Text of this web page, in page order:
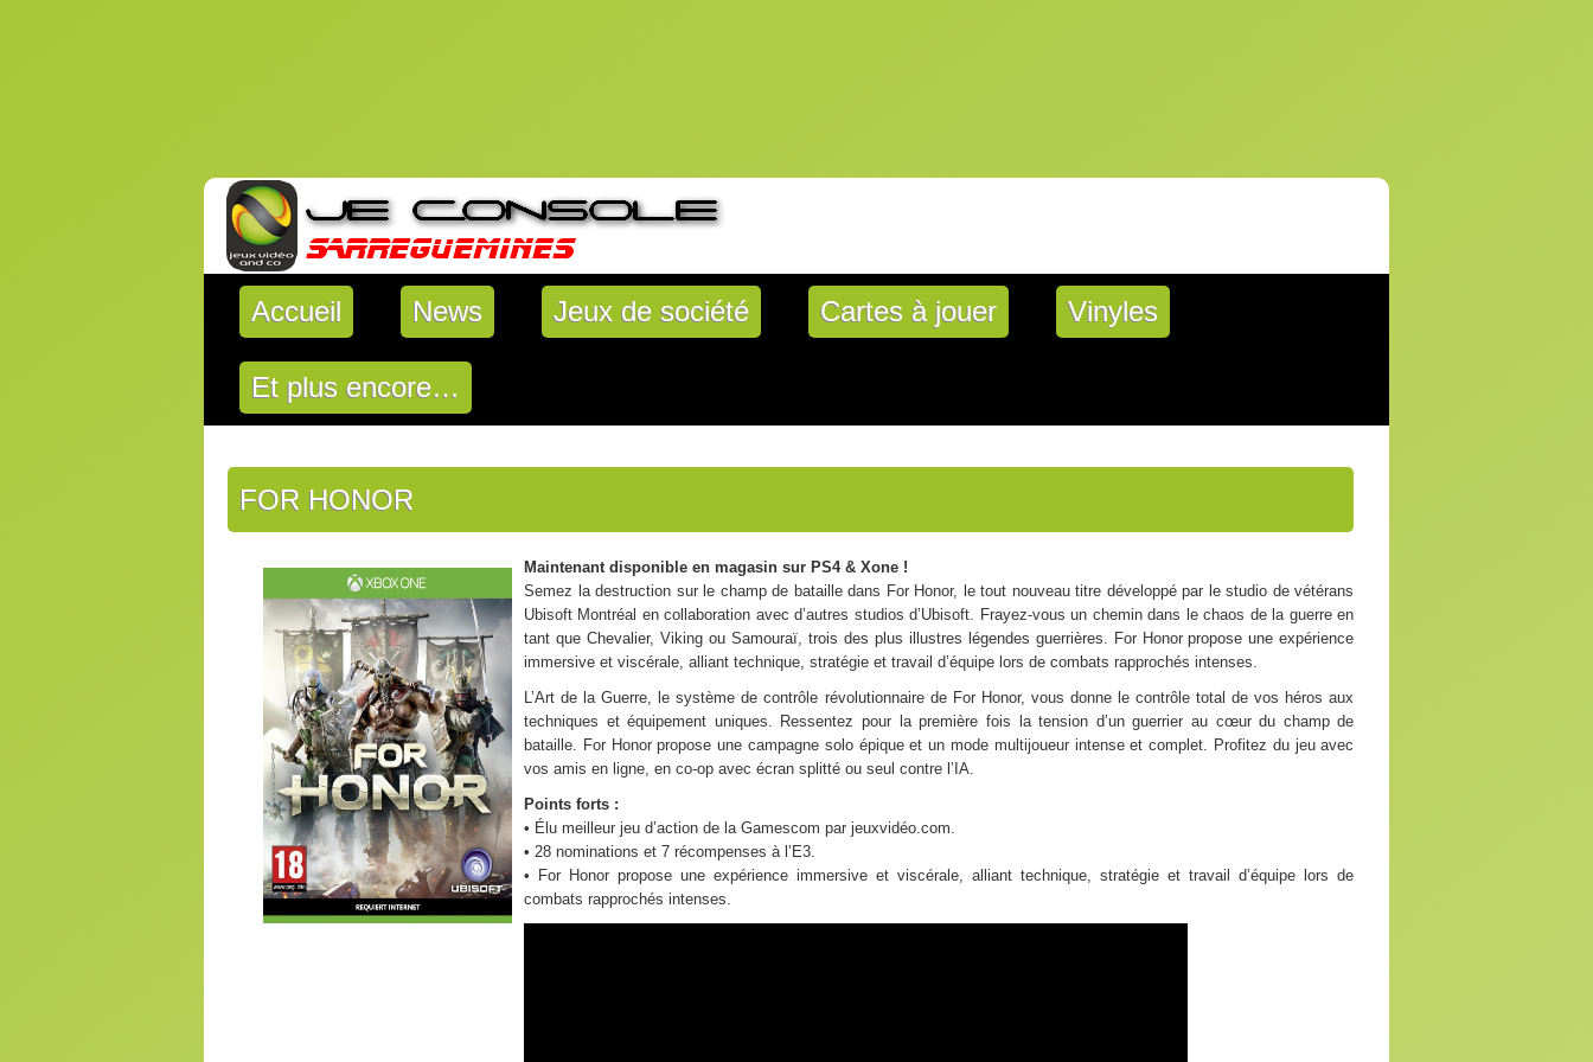
Accueil News Jeux de société Cartes à jouer Vinyles
Et plus encore…
FOR HONOR
Maintenant disponible en magasin sur PS4 & Xone !
Semez la destruction sur le champ de bataille dans For Honor, le tout nouveau titre développé par le studio de vétérans
Ubisoft Montréal en collaboration avec d’autres studios d’Ubisoft. Frayez-vous un chemin dans le chaos de la guerre en
tant que Chevalier, Viking ou Samouraï, trois des plus illustres légendes guerrières. For Honor propose une expérience
immersive et viscérale, alliant technique, stratégie et travail d’équipe lors de combats rapprochés intenses.
L’Art de la Guerre, le système de contrôle révolutionnaire de For Honor, vous donne le contrôle total de vos héros aux
techniques et équipement uniques. Ressentez pour la première fois la tension d’un guerrier au cœur du champ de
bataille. For Honor propose une campagne solo épique et un mode multijoueur intense et complet. Profitez du jeu avec
vos amis en ligne, en co-op avec écran splitté ou seul contre l’IA.
Points forts :
• Élu meilleur jeu d’action de la Gamescom par jeuxvidéo.com.
• 28 nominations et 7 récompenses à l’E3.
• For Honor propose une expérience immersive et viscérale, alliant technique, stratégie et travail d’équipe lors de
combats rapprochés intenses.